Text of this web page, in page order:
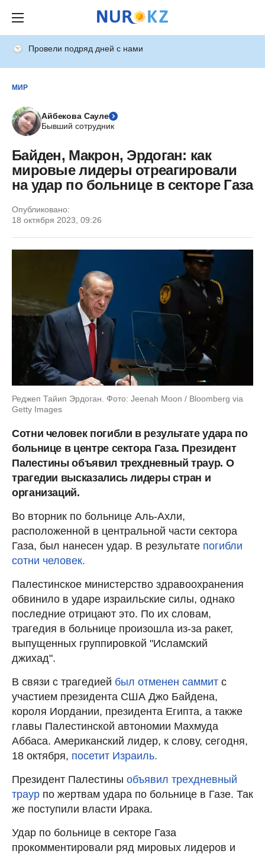
Провели подряд дней с нами
МИР
Айбекова Сауле
Бывший сотрудник
Байден, Макрон, Эрдоган: как
мировые лидеры отреагировали
на удар по больнице в секторе Газа
Опубликовано:
18 октября 2023, 09:26
Реджеп Тайип Эрдоган. Фото: Jeenah Moon / Bloomberg via
Getty Images
Сотни человек погибли в результате удара по
больнице в центре сектора Газа. Президент
Палестины объявил трехдневный траур. О
трагедии высказались лидеры стран и
организаций.
Во вторник по больнице Аль-Ахли,
расположенной в центральной части сектора
Газа, был нанесен удар. В результате погибли
сотни человек.
Палестинское министерство здравоохранения
обвинило в ударе израильские силы, однако
последние отрицают это. По их словам,
трагедия в больнице произошла из-за ракет,
выпущенных группировкой "Исламский
джихад".
В связи с трагедией был отменен саммит с
участием президента США Джо Байдена,
короля Иордании, президента Египта, а также
главы Палестинской автономии Махмуда
Аббаса. Американский лидер, к слову, сегодня,
18 октября, посетит Израиль.
Президент Палестины объявил трехдневный
траур по жертвам удара по больнице в Газе. Так
же поступили власти Ирака.
Удар по больнице в секторе Газа
прокомментировали ряд мировых лидеров и